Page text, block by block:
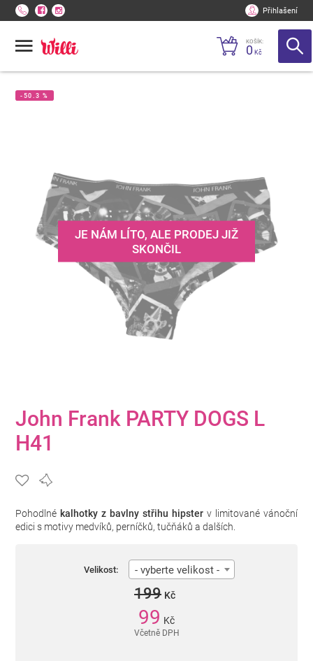
Přihlašení
KOŠÍK:
0 Kč
-50.3 %
John Frank PARTY DOGS L
H41
Pohodlné kalhotky z bavlny střihu hipster v limitované vánoční
edici s motivy medvíků, perníčků, tučňáků a dalších.
Velikost: - vyberte velikost -
199 Kč
99 Kč
Včetně DPH